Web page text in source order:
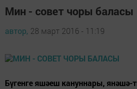
Мин - совет чоры баласы
автор, 28 март 2016 - 11:19
Бүгенге яшәеш кануннары, янәшә-